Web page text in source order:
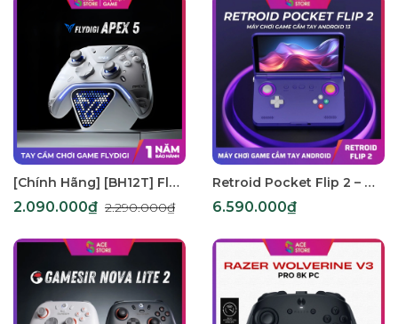
[Chính Hãng] [BH12T] Flydigi Apex 5 Elite - Tay Cầm Chơi Game Cho PC / Mobile / Nintendo Switch
2.090.000₫ 2.290.000₫
Retroid Pocket Flip 2 – Máy Chơi Game Cầm Tay Màn Gập, Chạy Android 13, Hỗ Trợ Game PS2/PC/Cloud
6.590.000₫